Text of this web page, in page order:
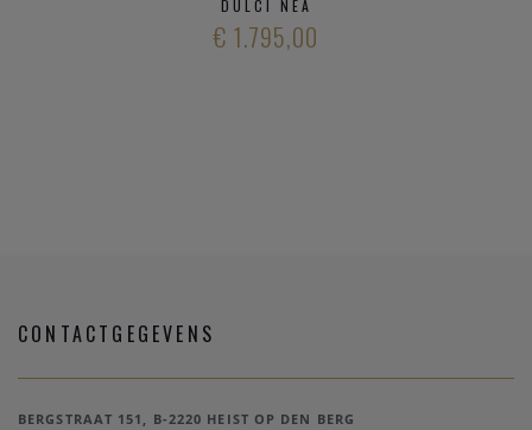
DULCI NEA
€ 1.795,00
CONTACTGEGEVENS
BERGSTRAAT 151, B-2220 HEIST OP DEN BERG